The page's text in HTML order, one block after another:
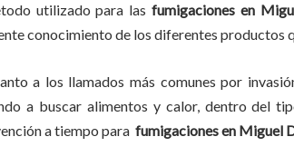
utilizado para las fumigaciones en
conocimiento de los diferentes productos
a los llamados más comunes por
a buscar alimentos y calor, dentro del
a tiempo para fumigacionesen Miguel